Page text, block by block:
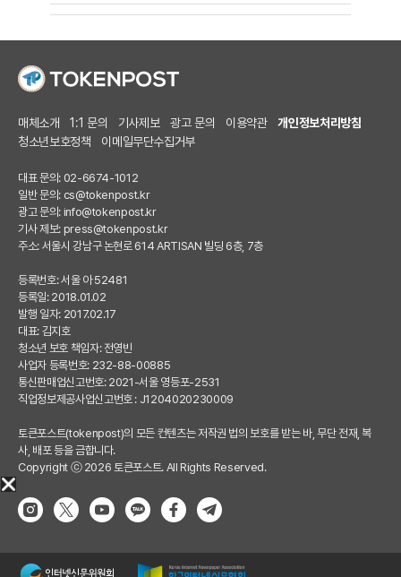
매체소개 1:1 문의 기사제보 광고 문의 이용약관
개인정보처리방침
청소년보호정책
이메일무단수집거부
대표 문의: 02-6674-1012
일반 문의: cs@tokenpost.kr
광고 문의: info@tokenpost.kr
기사 제보: press@tokenpost.kr
주소: 서울시 강남구 논현로 614 ARTISAN 빌딩 6층, 7층
등록번호: 서울 아 52481
등록일: 2018.01.02
발행 일자: 2017.02.17
대표: 김지호
청소년 보호 책임자: 전영빈
사업자 등록번호: 232-88-00885
통신판매업신고번호: 2021-서울 영등포-2531
직업정보제공사업신고번호 : J1204020230009
토큰포스트(tokenpost)의 모든 컨텐츠는 저작권 법의 보호를 받는 바, 무단 전재, 복
사, 배포 등을 금합니다.
Copyright ⓒ 2026 토큰포스트. All Rights Reserved.